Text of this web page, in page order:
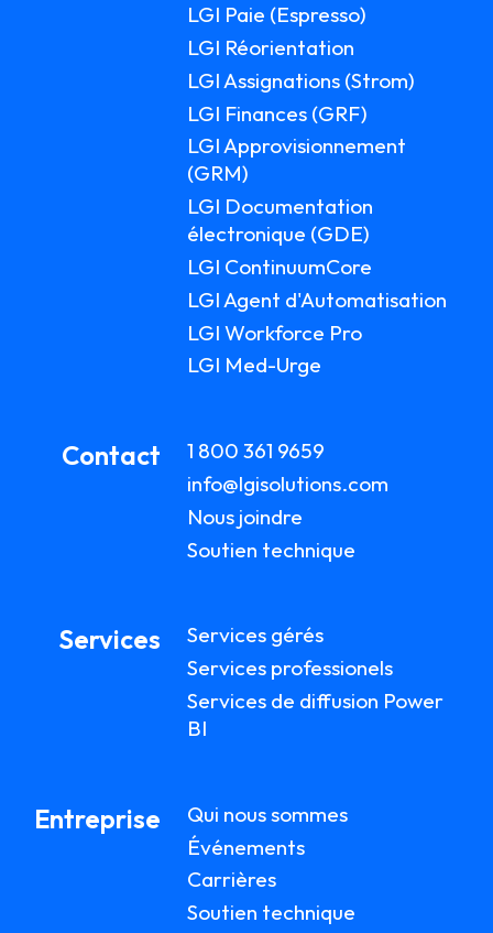
LGI Paie (Espresso)
LGI Réorientation
LGI Assignations (Strom)
LGI Finances (GRF)
LGI Approvisionnement
(GRM)
LGI Documentation
électronique (GDE)
LGI ContinuumCore
LGI Agent d'Automatisation
LGI Workforce Pro
LGI Med-Urge
Contact
1 800 361 9659
info@lgisolutions.com
Nous joindre
Soutien technique
Services
Services gérés
Services professionels
Services de diffusion Power
BI
Entreprise
Qui nous sommes
Événements
Carrières
Soutien technique